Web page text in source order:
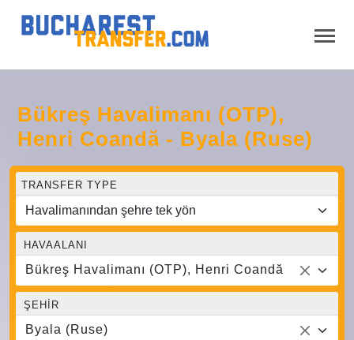
Bükreş Havalimanı (OTP),
Henri Coandă - Byala (Ruse)
TRANSFER TYPE
HAVAALANI
Bükreş Havalimanı (OTP), Henri Coandă
ŞEHIR
Byala (Ruse)